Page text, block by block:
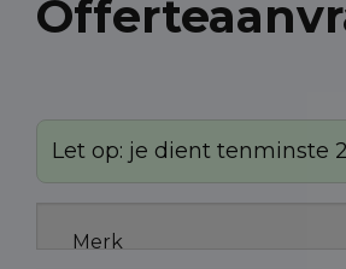
Let op: je dient tenminste
Merk